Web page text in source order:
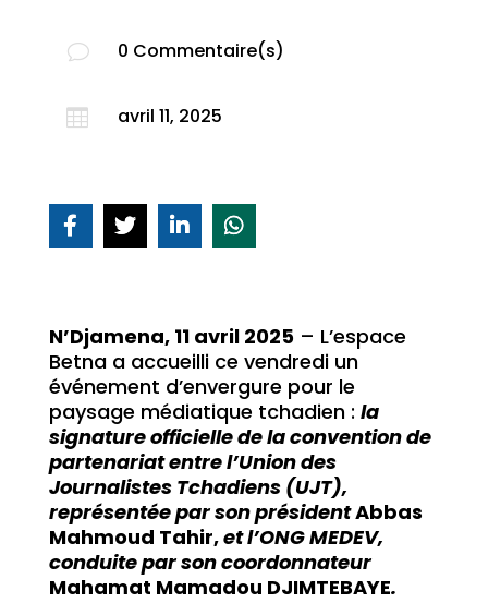
v 0 Commentaire(s)
 avril 11, 2025
N’Djamena, 11 avril 2025– L’espace
Betna a accueilli ce vendredi un
événement d’envergure pour le
paysage médiatique tchadien : la
signature officielle de la convention de
partenariat entre l’Union des
Journalistes Tchadiens (UJT),
représentée par son présidentAbbas
Mahmoud Tahir,et l’ONG MEDEV,
conduite par son coordonnateur
Mahamat Mamadou DJIMTEBAYE.